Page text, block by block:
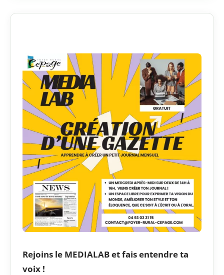
Rejoins le MEDIALAB et fais entendre ta
voix !